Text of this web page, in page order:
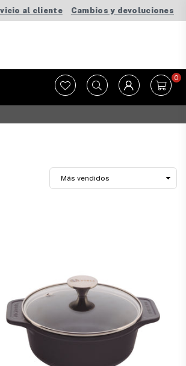
al cliente Cambios y devoluciones
0